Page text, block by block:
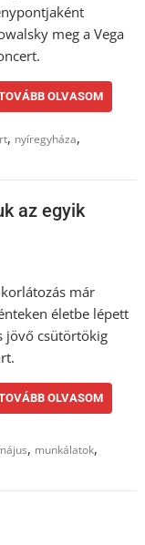
meg a Vega
OLVASOM
, nyíregyháza,
az egyik
már
életbe lépett
jövő csütörtökig
OLVASOM
, munkálatok,